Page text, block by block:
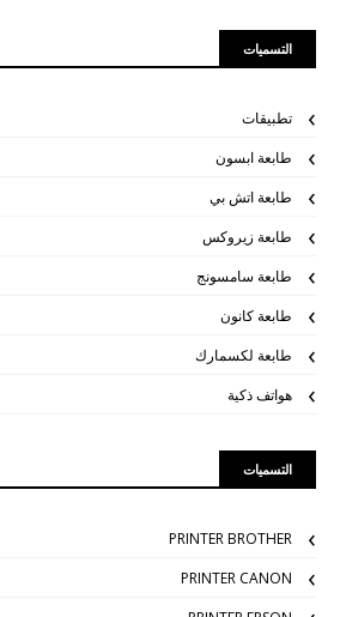
التسميات
تطبيقات
طابعة ابسون
طابعة اتش بي
طابعة زيروكس
طابعة سامسونج
طابعة كانون
طابعة لكسمارك
هواتف ذكية
التسميات
PRINTER BROTHER
PRINTER CANON